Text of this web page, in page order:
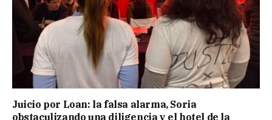
Juicio por Loan: la falsa alarma, Soria
obstaculizando una diligencia y el hotel de la